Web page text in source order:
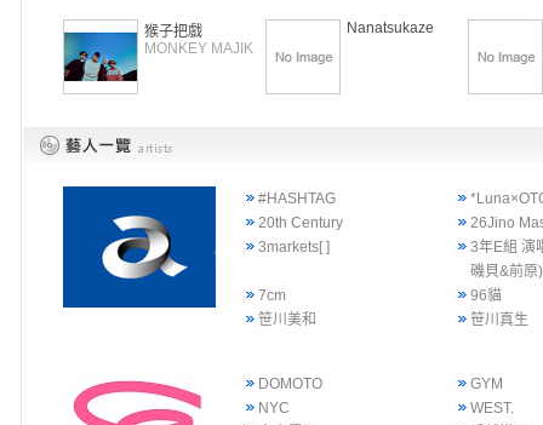
猴子把戲
MONKEY MAJIK
Nanatsukaze
#HASHTAG
20th Century
26Jino
3markets[ ]
3年E組 演
磯貝&前原)
7cm
96貓
笹川美和
笹川真生
DOMOTO
GYM
NYC
WEST.